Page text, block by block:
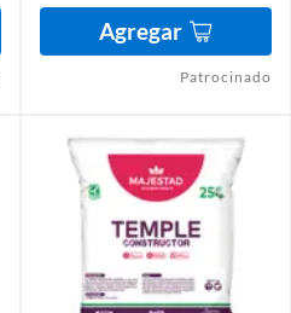
Agregar
Patrocinado